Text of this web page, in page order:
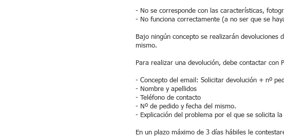
- No se corresponde con las características,
- No funciona correctamente (a no ser que se
Bajo ningún concepto se realizarán
mismo.
Para realizar una devolución, debe contactar con
- Concepto del email: Solicitar devolución + nº
- Nombre y apellidos
- Teléfono de contacto
- Nº de pedido y fecha del mismo.
- Explicación del problema por el que se solicita
En un plazo máximo de 3 días hábiles le